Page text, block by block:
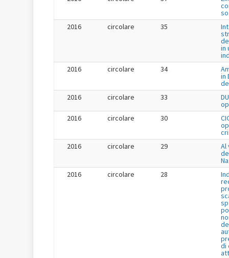
2016
circolare 35
in
2016
circolare 34
in
2016
circolare 33
2016
circolare 30
2016
circolare 29 Al
2016
circolare 28
di